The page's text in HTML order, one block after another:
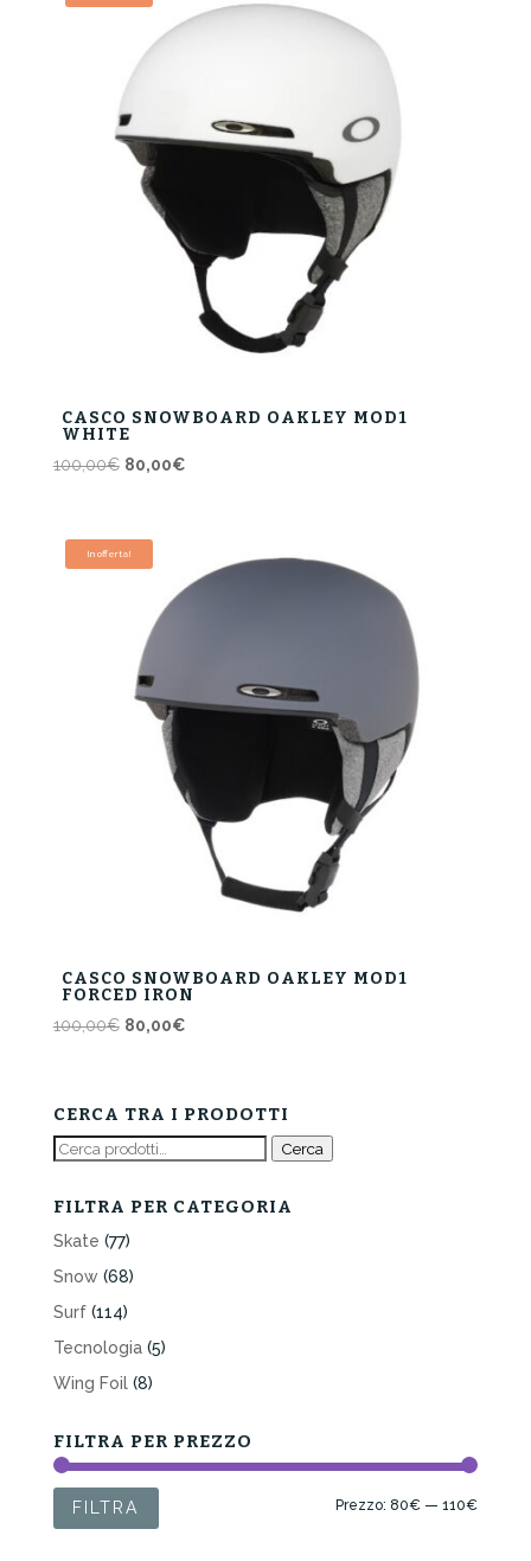
100,00€. 80,00€.
CASCO SNOWBOARD OAKLEY MOD1
WHITE
100,00€ Il
era:
100,00€.
80,00€Il
80,00€.
In offerta!
CASCO SNOWBOARD OAKLEY MOD1
FORCED IRON
100,00€ Il
era:
100,00€.
80,00€Il
è:
80,00€.
CERCA TRA I PRODOTTI
Cerca: Cerca
FILTRA PER CATEGORIA
Skate (77)
Snow (68)
Surf (114)
Tecnologia (5)
Wing Foil (8)
FILTRA PER PREZZO
FILTRA Prezzo: 80€ —110€